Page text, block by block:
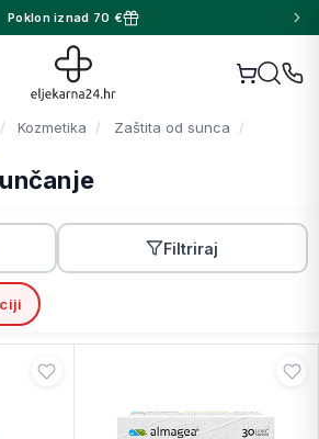
Poklon iznad 70 €
Kozmetika
Zaštita od sunca
Filtriraj